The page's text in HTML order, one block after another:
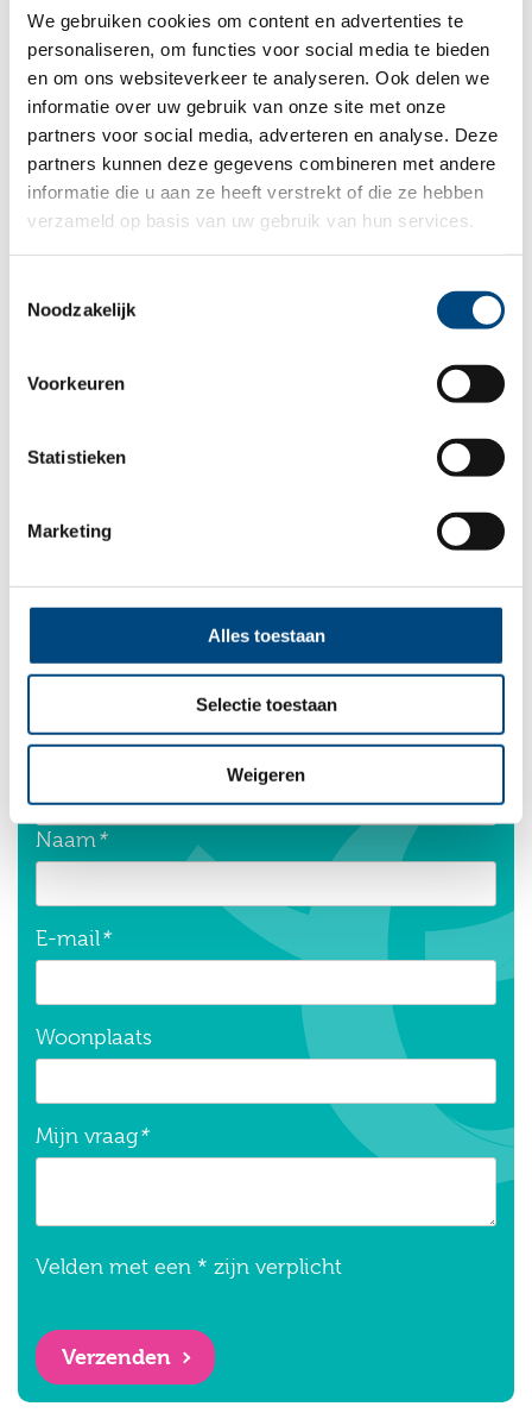
We gebruiken cookies om content en advertenties te
personaliseren, om functies voor social media te bieden
en om ons websiteverkeer te analyseren. Ook delen we
informatie over uw gebruik van onze site met onze
partners voor social media, adverteren en analyse. Deze
partners kunnen deze gegevens combineren met andere
informatie die u aan ze heeft verstrekt of die ze hebben
verzameld op basis van uw gebruik van hun services.
Noodzakelijk
Voorkeuren
Statistieken
Marketing
Alles toestaan
Selectie toestaan
Weigeren
Flyer Naschoolse dagbehandeling 6-12
jaar in Arnhem: De Schatkamer
Ik heb een vraag
Naam*
E-mail*
Woonplaats
Mijn vraag*
Velden met een * zijn verplicht
Verzenden